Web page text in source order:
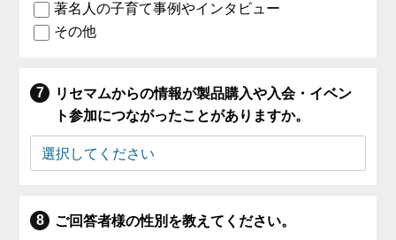
著名人の子育て事例やインタビュー
その他
リセマムからの情報が製品購入や入会・イベン
ト参加につながったことがありますか。
ご回答者様の性別を教えてください。